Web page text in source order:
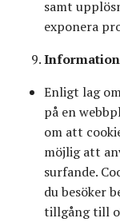
samt
exponera
Enligt lag
på en
om att
möjlig att
surfande.
du besöker
tillgång till